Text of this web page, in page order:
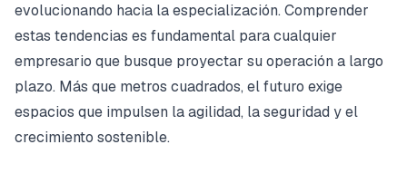
evolucionando hacia la especialización. Comprender
estas tendencias es fundamental para cualquier
empresario que busque proyectar su operación a largo
plazo. Más que metros cuadrados, el futuro exige
espacios que impulsen la agilidad, la seguridad y el
crecimiento sostenible.